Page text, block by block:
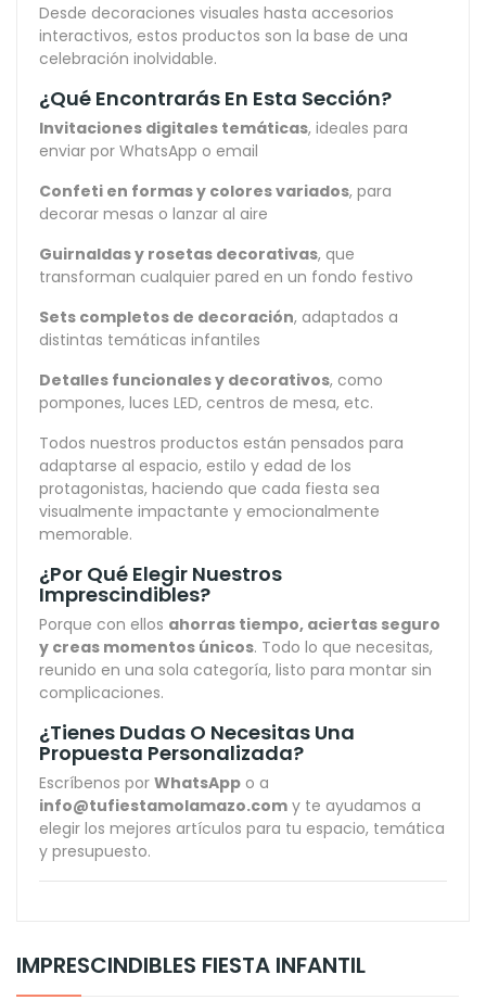
IMPRESCINDIBLES FIESTA INFANTIL
Desde decoraciones visuales hasta accesorios
interactivos, estos productos son la base de una
celebración inolvidable.
¿Qué Encontrarás En Esta Sección?
Invitaciones digitales temáticas, ideales para
enviar por WhatsApp o email
Confeti en formas y colores variados, para
decorar mesas o lanzar al aire
Guirnaldas y rosetas decorativas, que
transforman cualquier pared en un fondo festivo
Sets completos de decoración, adaptados a
distintas temáticas infantiles
Detalles funcionales y decorativos, como
pompones, luces LED, centros de mesa, etc.
Todos nuestros productos están pensados para
adaptarse al espacio, estilo y edad de los
protagonistas, haciendo que cada fiesta sea
visualmente impactante y emocionalmente
memorable.
¿Por Qué Elegir Nuestros
Imprescindibles?
Porque con ellos ahorras tiempo, aciertas seguro
y creas momentos únicos. Todo lo que necesitas,
reunido en una sola categoría, listo para montar sin
complicaciones.
¿Tienes Dudas O Necesitas Una
Propuesta Personalizada?
Escríbenos por WhatsApp o a
info@tufiestamolamazo.com y te ayudamos a
elegir los mejores artículos para tu espacio, temática
y presupuesto.